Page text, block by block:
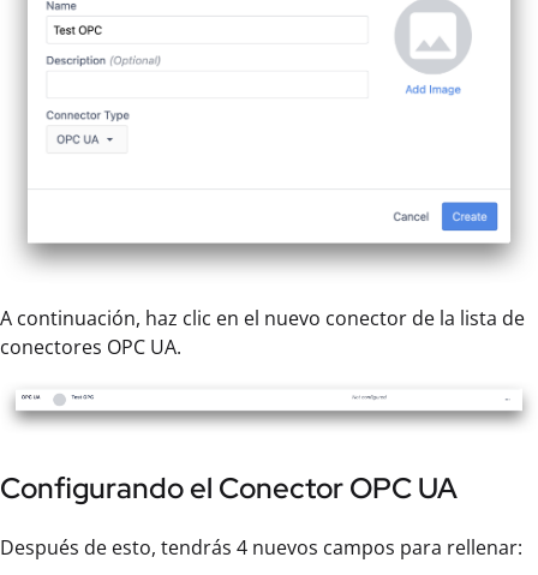
A continuación, haz clic en el nuevo conector de la lista de
conectores OPC UA.
Configurando el Conector OPC UA
Después de esto, tendrás 4 nuevos campos para rellenar: